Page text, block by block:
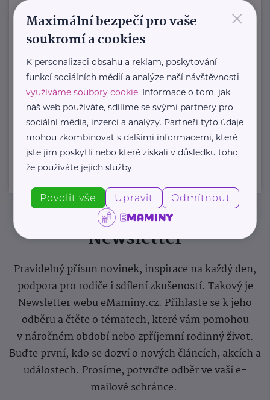
posláním je podporovat duševní
zdraví dětí ...
+420 725 565 273
info@spolusodvahou.cz
Zobrazit přehled společností
Newsletter
Pravidelný přísun novinek, inspirace na každý den,
podpora pro rodiče i sdílení zkušeností. Takový je
Newsletter webu eMaminy.cz. Přihlaste se k jeho
odběru a čtěte o tématech, které vám pomohou
v náročném období nebo zpříjemní rodinný život.
Buďte první, kdo se dozví o nových článcích, akcích a
událostech. Prosíme, potvrďte odběr ve vaší e-
mailové schránce.
×
Maximální bezpečí pro vaše
soukromí a cookies
K personalizaci obsahu a reklam, poskytování
funkcí sociálních médií a analýze naší návštěvnosti
využíváme soubory cookie. Informace o tom, jak
náš web používáte, sdílíme se svými partnery pro
sociální média, inzerci a analýzy. Partneři tyto údaje
mohou zkombinovat s dalšími informacemi, které
jste jim poskytli nebo které získali v důsledku toho,
že používáte jejich služby.
Povolit vše Upravit Odmítnout